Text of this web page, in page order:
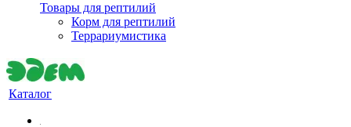
Товары для рептилий
Корм для рептилий
Террариумистика
Каталог